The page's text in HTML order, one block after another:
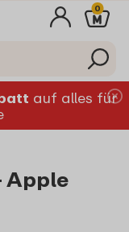
0
auf alles für
Apple